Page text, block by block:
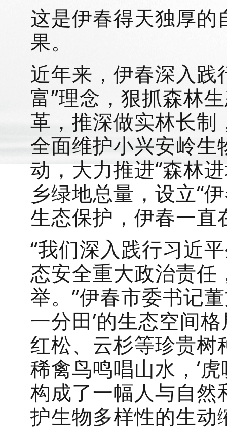
这是伊春得天独厚
果。
近年来，伊春深入践
富”理念，狠抓森林
革，推深做实林长制
全面维护小兴安岭
动，大力推进“森林
乡绿地总量，设立“
生态保护，伊春一直
“我们深入践行习近
态安全重大政治责任
举。”伊春市委书记
一分田’的生态空间
红松、云杉等珍贵
稀禽鸟鸣唱山水，‘
构成了一幅人与自
护生物多样性的生动